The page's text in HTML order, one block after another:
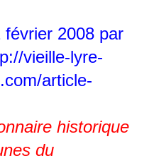
2008 par
vieille-lyre-
article-
historique
du